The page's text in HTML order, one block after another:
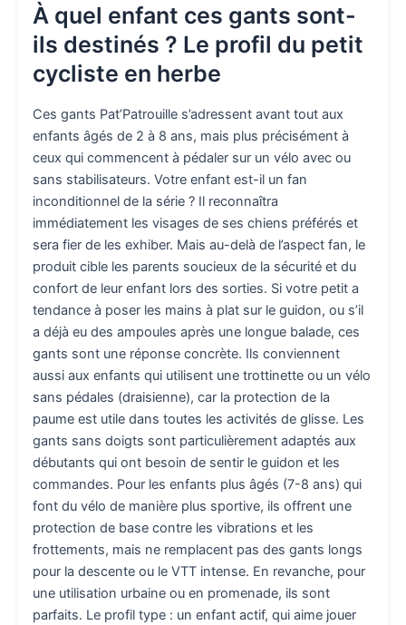
À quel enfant ces gants sont-
ils destinés ? Le profil du petit
cycliste en herbe
Ces gants Pat’Patrouille s’adressent avant tout aux
enfants âgés de 2 à 8 ans, mais plus précisément à
ceux qui commencent à pédaler sur un vélo avec ou
sans stabilisateurs. Votre enfant est-il un fan
inconditionnel de la série ? Il reconnaîtra
immédiatement les visages de ses chiens préférés et
sera fier de les exhiber. Mais au-delà de l’aspect fan, le
produit cible les parents soucieux de la sécurité et du
confort de leur enfant lors des sorties. Si votre petit a
tendance à poser les mains à plat sur le guidon, ou s’il
a déjà eu des ampoules après une longue balade, ces
gants sont une réponse concrète. Ils conviennent
aussi aux enfants qui utilisent une trottinette ou un vélo
sans pédales (draisienne), car la protection de la
paume est utile dans toutes les activités de glisse. Les
gants sans doigts sont particulièrement adaptés aux
débutants qui ont besoin de sentir le guidon et les
commandes. Pour les enfants plus âgés (7-8 ans) qui
font du vélo de manière plus sportive, ils offrent une
protection de base contre les vibrations et les
frottements, mais ne remplacent pas des gants longs
pour la descente ou le VTT intense. En revanche, pour
une utilisation urbaine ou en promenade, ils sont
parfaits. Le profil type : un enfant actif, qui aime jouer